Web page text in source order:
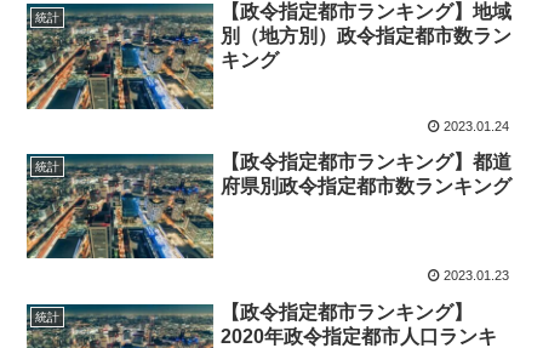
統計
【政令指定都市ランキング】地域
別（地方別）政令指定都市数ラン
キング
2023.01.24
統計
【政令指定都市ランキング】都道
府県別政令指定都市数ランキング
2023.01.23
統計
【政令指定都市ランキング】
2020年政令指定都市人口ランキ